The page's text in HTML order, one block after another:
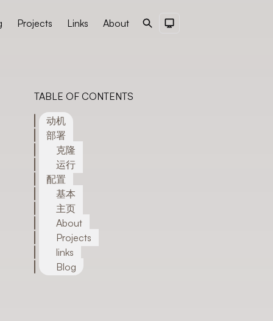
Projects Links About SearchDark Theme
TABLE OF CONTENTS
动机
部署
克隆
运行
配置
基本
主页
About
Projects
links
Blog